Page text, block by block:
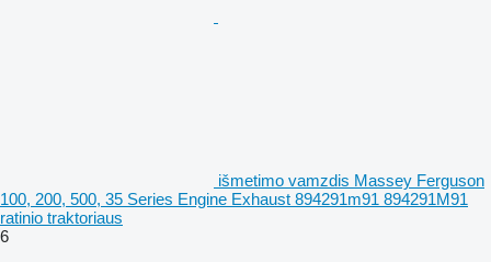
išmetimo vamzdis Massey Ferguson
100, 200, 500, 35 Series Engine Exhaust 894291m91 894291M91
ratinio traktoriaus
6